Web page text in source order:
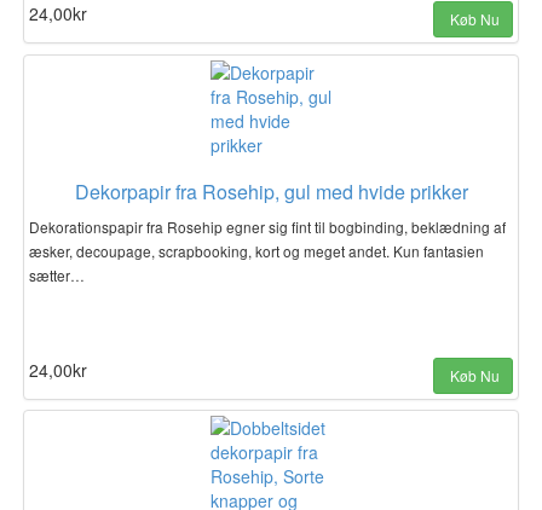
24,00kr Køb Nu
Dekorpapir fra Rosehip, gul med hvide prikker
Dekorationspapir fra Rosehip egner sig fint til bogbinding, beklædning af
æsker, decoupage, scrapbooking, kort og meget andet. Kun fantasien
sætter…
24,00kr Køb Nu